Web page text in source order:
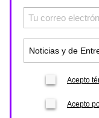
Acepto
Acepto